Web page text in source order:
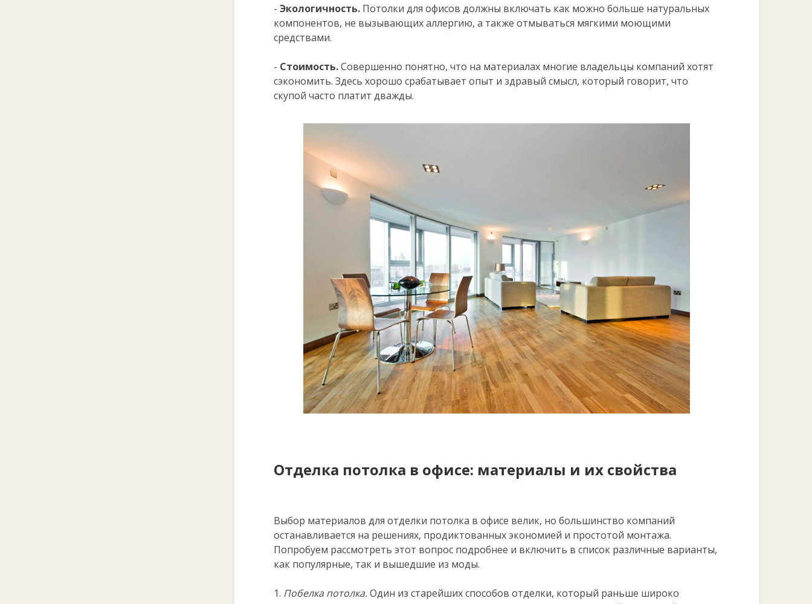
- Экологичность. Потолки для офисов должны включать как можно больше натуральных
компонентов, не вызывающих аллергию, а также отмываться мягкими моющими
средствами.
- Стоимость.Совершенно понятно, что на материалах многие владельцы компаний хотят
сэкономить. Здесь хорошо срабатывает опыт и здравый смысл, который говорит, что
скупой часто платит дважды.
Отделка потолка в офисе: материалы и их свойства
Выбор материалов для отделки потолка в офисе велик, но большинство компаний
останавливается на решениях, продиктованных экономией и простотой монтажа.
Попробуем рассмотреть этот вопрос подробнее и включить в список различные варианты,
как популярные, так и вышедшие из моды.
1. Побелка потолка.Один из старейших способов отделки, который раньше широко